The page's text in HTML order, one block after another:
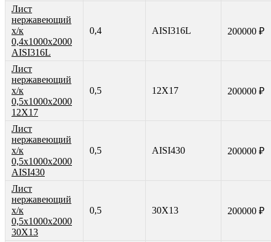
Лист
нержавеющий
х/к
0,4х1000х2000
AISI316L
0,4 AISI316L 200000 ₽
Лист
нержавеющий
х/к
0,5х1000х2000
12Х17
0,5 12Х17 200000 ₽
Лист
нержавеющий
х/к
0,5х1000х2000
AISI430
0,5 AISI430 200000 ₽
Лист
нержавеющий
х/к
0,5х1000х2000
30Х13
0,5 30Х13 200000 ₽